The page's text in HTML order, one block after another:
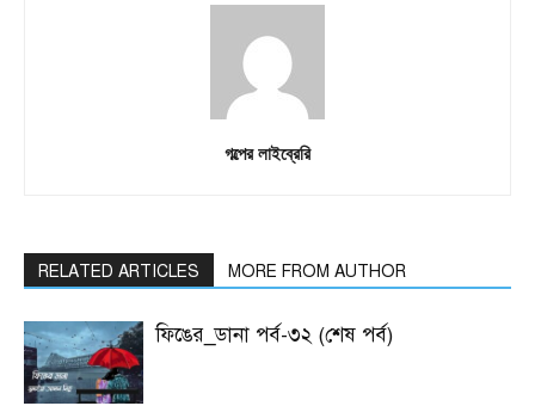
গল্পের লাইব্রেরি
RELATED ARTICLES MORE FROM AUTHOR
ফিঙের_ডানা পর্ব-৩২ (শেষ পর্ব)